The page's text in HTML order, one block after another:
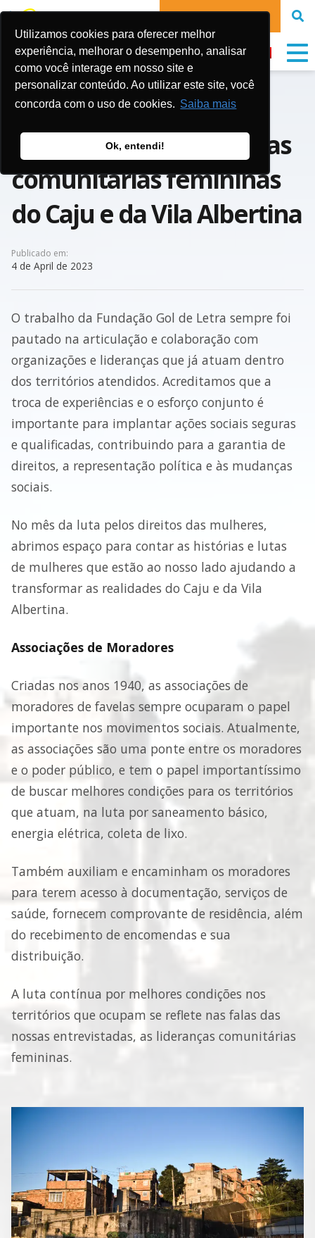
Utilizamos cookies para oferecer melhor
experiência, melhorar o desempenho, analisar
como você interage em nosso site e
personalizar conteúdo. Ao utilizar este site, você
concorda com o uso de cookies. Saiba mais
Ok, entendi!
DONATE NOW
Empoderamento e
resistência: as lideranças
comunitárias femininas
do Caju e da Vila Albertina
Publicado em:
4 de April de 2023
O trabalho da Fundação Gol de Letra sempre foi
pautado na articulação e colaboração com
organizações e lideranças que já atuam dentro
dos territórios atendidos. Acreditamos que a
troca de experiências e o esforço conjunto é
importante para implantar ações sociais seguras
e qualificadas, contribuindo para a garantia de
direitos, a representação política e às mudanças
sociais.
No mês da luta pelos direitos das mulheres,
abrimos espaço para contar as histórias e lutas
de mulheres que estão ao nosso lado ajudando a
transformar as realidades do Caju e da Vila
Albertina.
Associações de Moradores
Criadas nos anos 1940, as associações de
moradores de favelas sempre ocuparam o papel
importante nos movimentos sociais. Atualmente,
as associações são uma ponte entre os moradores
e o poder público, e tem o papel importantíssimo
de buscar melhores condições para os territórios
que atuam, na luta por saneamento básico,
energia elétrica, coleta de lixo.
Também auxiliam e encaminham os moradores
para terem acesso à documentação, serviços de
saúde, fornecem comprovante de residência, além
do recebimento de encomendas e sua
distribuição.
A luta contínua por melhores condições nos
territórios que ocupam se reflete nas falas das
nossas entrevistadas, as lideranças comunitárias
femininas.